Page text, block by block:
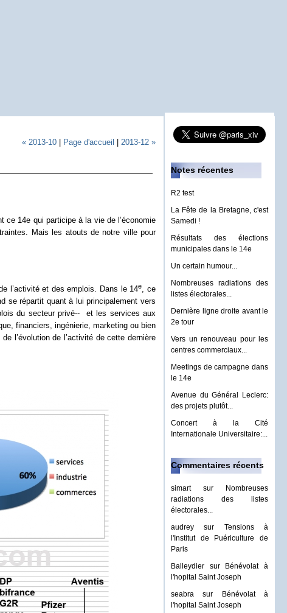
Notes récentes
R2 test
La Fête de la Bretagne, c'est
Samedi !
Résultats des élections
municipales dans le 14e
Un certain humour...
Nombreuses radiations des
listes électorales...
Dernière ligne droite avant le
2e tour
Vers un renouveau pour les
centres commerciaux...
Meetings de campagne dans
le 14e
Avenue du Général Leclerc:
des projets plutôt...
Concert à la Cité
Internationale Universitaire:...
Commentaires récents
simartsur
Nombreuses
radiations des listes
électorales...
audrey sur Tensions à
l'Institut de Puériculture de
Paris
Balleydier sur
Bénévolat à
l'hopital Saint Joseph
seabra sur
Bénévolat à
l'hopital Saint Joseph
« 2013-10 Page d'accueil 2013-12 »
ce 14e qui participe à la vie de l’économie
Mais les atouts de notre ville pour
l’activité et des emplois. Dans le 14e
, ce
se répartit quant à lui principalement vers
du secteur privé--
et les services aux
financiers, ingénierie, marketing ou bien
l’évolution de l’activité de cette dernière